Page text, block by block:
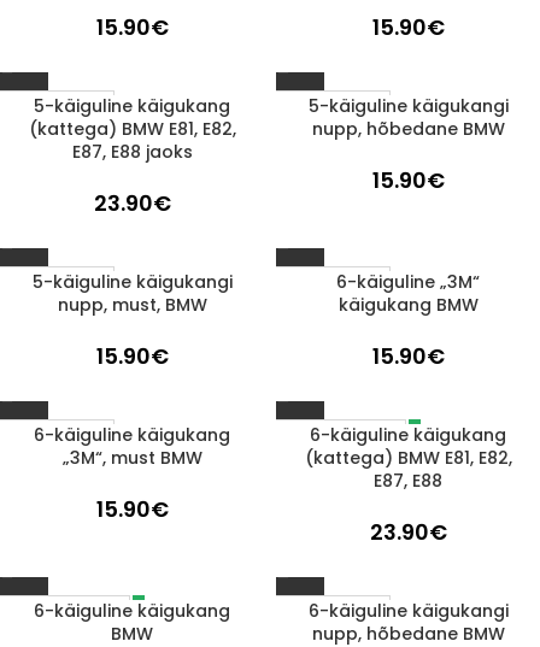
15.90€ 15.90€
1-3 D.D.
5-käiguline käigukang
(kattega) BMW E81, E82,
E87, E88 jaoks
23.90€
1-3 D.D.
5-käiguline käigukangi
nupp, hõbedane BMW
15.90€
1-3 D.D.
5-käiguline käigukangi
nupp, must, BMW
15.90€
1-3 D.D.
6-käiguline „3M“
käigukang BMW
15.90€
1-3 D.D.
6-käiguline käigukang
„3M“, must BMW
15.90€
LÄBIMÜÜDUD
6-käiguline käigukang
(kattega) BMW E81, E82,
E87, E88
23.90€
LÄBIMÜÜDUD
6-käiguline käigukang
BMW
1-3 D.D.
6-käiguline käigukangi
nupp, hõbedane BMW